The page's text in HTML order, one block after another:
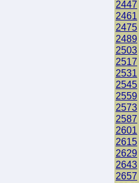
2447
2461
2475
2489
2503
2517
2531
2545
2559
2573
2587
2601
2615
2629
2643
2657